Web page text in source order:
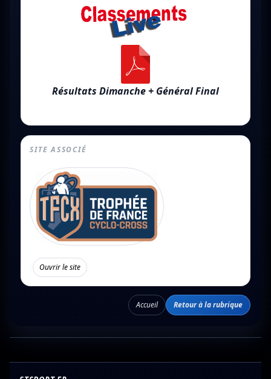
Résultats Dimanche + Général Final
SITE ASSOCIÉ
Ouvrir le site
Accueil Retour à la rubrique